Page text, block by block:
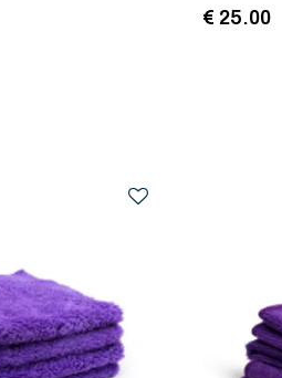
€ 25.00